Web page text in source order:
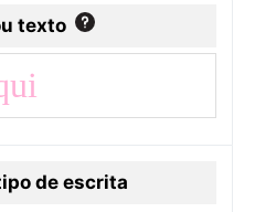
texto
de escrita